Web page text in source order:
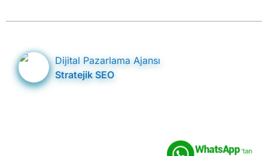
Dijital Pazarlama Ajansı
Stratejik SEO